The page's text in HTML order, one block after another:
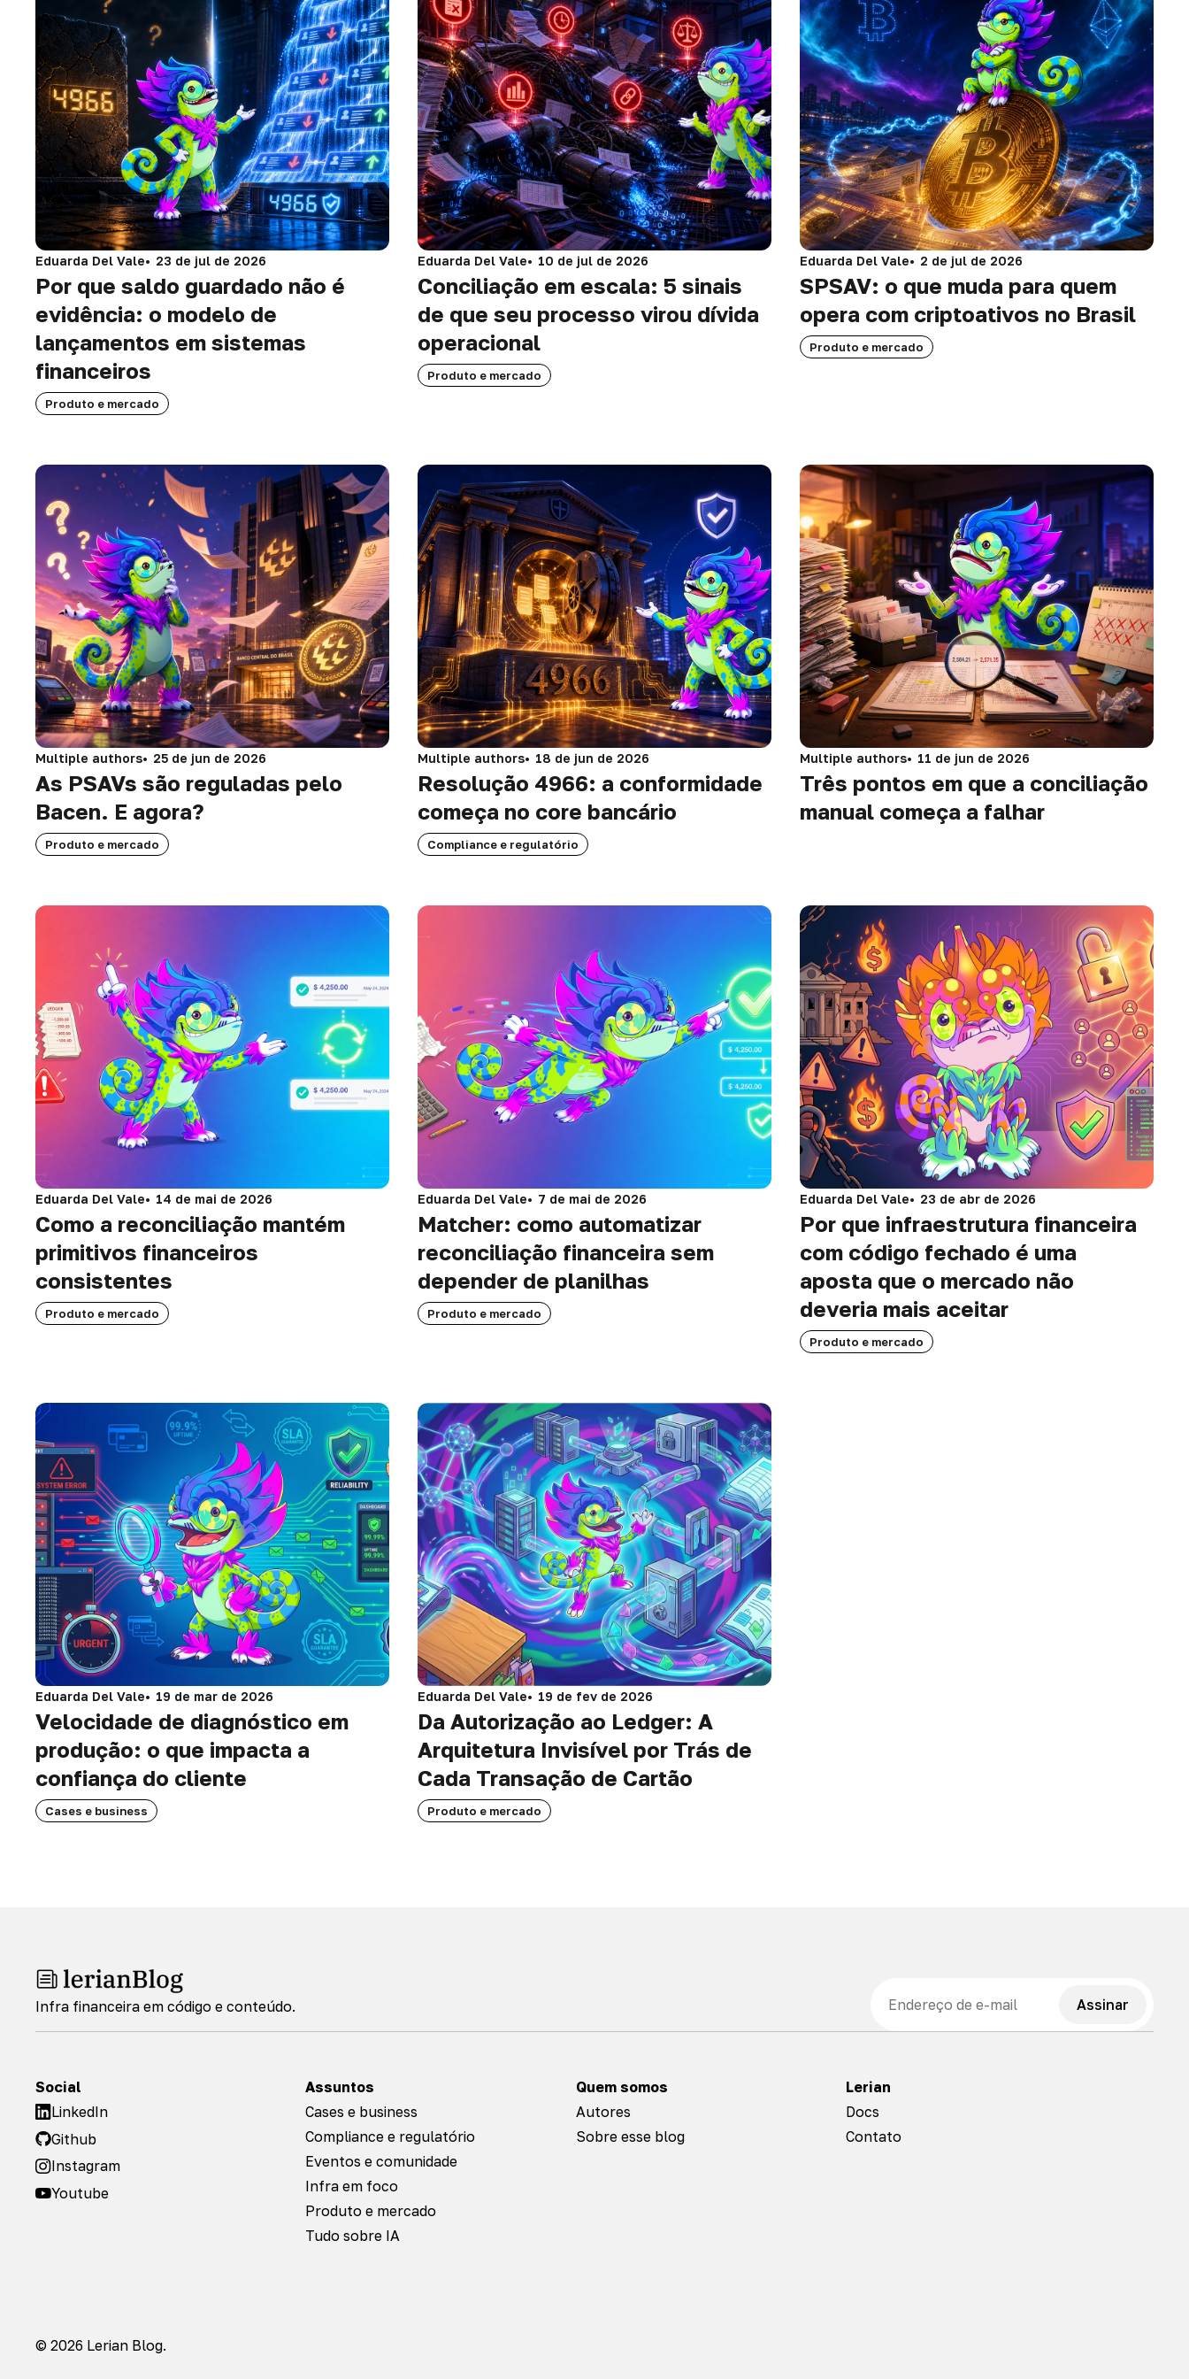
Eduarda Del Vale 23 de jul de 2026
Por que saldo guardado não é
evidência: o modelo de
lançamentos em sistemas
financeiros
Produto e mercado
Eduarda Del Vale 10 de jul de 2026
Conciliação em escala: 5 sinais
de que seu processo virou dívida
operacional
Produto e mercado
Eduarda Del Vale 2 de jul de 2026
SPSAV: o que muda para quem
opera com criptoativos no Brasil
Produto e mercado
Multiple authors 25 de jun de 2026
As PSAVs são reguladas pelo
Bacen. E agora?
Produto e mercado
Multiple authors 18 de jun de 2026
Resolução 4966: a conformidade
começa no core bancário
Compliance e regulatório
Multiple authors 11 de jun de 2026
Três pontos em que a conciliação
manual começa a falhar
Eduarda Del Vale 14 de mai de 2026
Como a reconciliação mantém
primitivos financeiros
consistentes
Produto e mercado
Eduarda Del Vale 7 de mai de 2026
Matcher: como automatizar
reconciliação financeira sem
depender de planilhas
Produto e mercado
Eduarda Del Vale 23 de abr de 2026
Por que infraestrutura financeira
com código fechado é uma
aposta que o mercado não
deveria mais aceitar
Produto e mercado
Eduarda Del Vale 19 de mar de 2026
Velocidade de diagnóstico em
produção: o que impacta a
confiança do cliente
Cases e business
Eduarda Del Vale 19 de fev de 2026
Da Autorização ao Ledger: A
Arquitetura Invisível por Trás de
Cada Transação de Cartão
Produto e mercado
Infra financeira em código e conteúdo.
E-mail Assinar
Social
LinkedIn
Github
Instagram
Youtube
Assuntos
Cases e business
Compliance e regulatório
Eventos e comunidade
Infra em foco
Produto e mercado
Tudo sobre IA
Quem somos
Autores
Sobre esse blog
Lerian
Docs
Contato
© 2026 Lerian Blog.